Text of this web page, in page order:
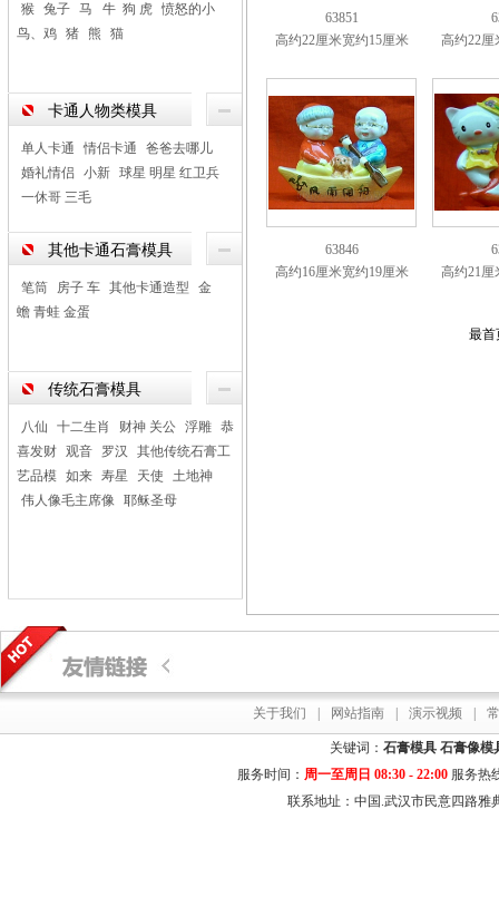
猴 兔子 马 牛 狗 虎 愤怒的小
鸟、鸡 猪 熊 猫
卡通人物类模具
单人卡通 情侣卡通
爸爸去哪儿
婚礼情侣
小新 球星 明星 红卫兵
一休哥 三毛
其他卡通石膏模具
笔筒 房子 车 其他卡通造型
金
蟾 青蛙 金蛋
传统石膏模具
八仙 十二生肖 财神 关公 浮雕 恭
喜发财 观音 罗汉
其他传统石膏工
艺品模 如来 寿星 天使
土地神
伟人像毛主席像 耶稣圣母
63851
高约22厘米宽约15厘米
高约22厘
63846
高约16厘米宽约19厘米
高约21厘
最首
关于我们 网站指南 演示视频
关键词： 石膏模具 石膏像模
服务时间： 周一至周日 08:30 - 22:00服务热
联系地址：中国.武汉市民意四路雅